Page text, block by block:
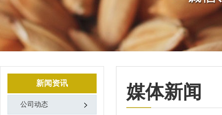
新闻资讯
公司动态
媒体新闻